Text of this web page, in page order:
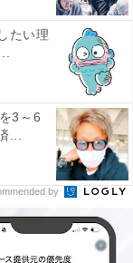
たい理
3～6
...
by